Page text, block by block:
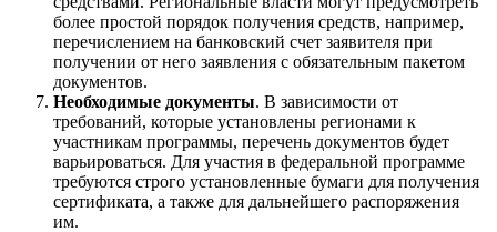
более простой порядок получения средств, например,
перечислением на банковский счет заявителя при
получении от него заявления с обязательным пакетом
документов.
Необходимые документы. В зависимости от
требований, которые установлены регионами к
участникам программы, перечень документов будет
варьироваться. Для участия в федеральной программе
требуются строго установленные бумаги для получения
сертификата, а также для дальнейшего распоряжения
им.